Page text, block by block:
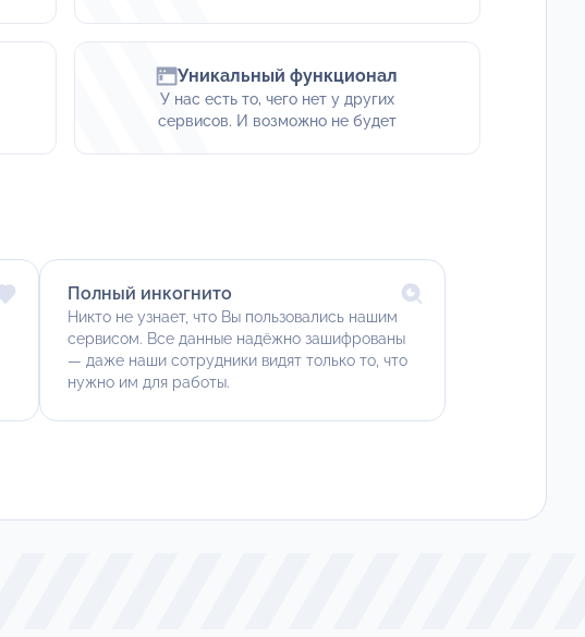
Уникальный функционал
У нас есть то, чего нет у других
сервисов. И возможно не будет
Полный инкогнито
Никто не узнает, что Вы пользовались нашим
сервисом. Все данные надёжно зашифрованы
— даже наши сотрудники видят только то, что
нужно им для работы.